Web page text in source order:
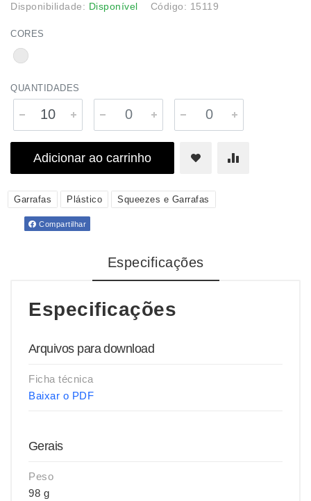
Disponibilidade: Disponível Código: 15119
CORES
QUANTIDADES
Adicionar ao carrinho
Garrafas Plástico Squeezes e Garrafas
Compartilhar
Especificações
Especificações
Arquivos para download
Ficha técnica
Baixar o PDF
Gerais
Peso
98 g